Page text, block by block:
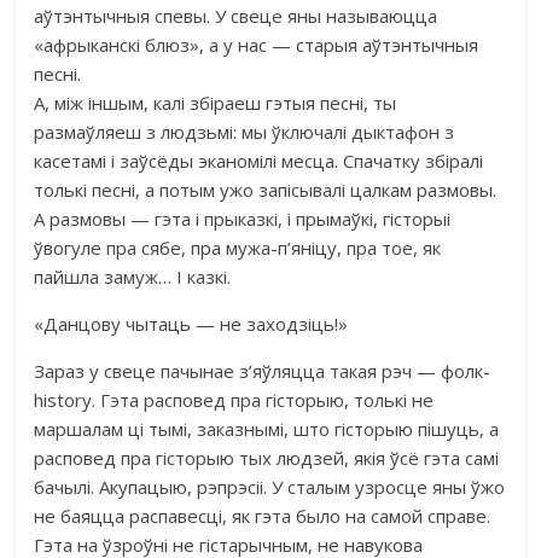
аўтэнтычныя спевы. У свеце яны называюцца
«афрыканскі блюз», а у нас — старыя аўтэнтычныя
песні.
А, між іншым, калі збіраеш гэтыя песні, ты
размаўляеш з людзьмі: мы ўключалі дыктафон з
касетамі і заўсёды эканомілі месца. Спачатку збіралі
толькі песні, а потым ужо запісывалі цалкам размовы.
А размовы — гэта і прыказкі, і прымаўкі, гісторыі
ўвогуле пра сябе, пра мужа-п’яніцу, пра тое, як
пайшла замуж… І казкі.
«Данцову чытаць — не заходзіць!»
Зараз у свеце пачынае з’яўляцца такая рэч — фолк-
history. Гэта расповед пра гісторыю, толькі не
маршалам ці тымі, заказнымі, што гісторыю пішуць, а
расповед пра гісторыю тых людзей, якія ўсё гэта самі
бачылі. Акупацыю, рэпрэсіі. У сталым узросце яны ўжо
не баяцца распавесці, як гэта было на самой справе.
Гэта на ўзроўні не гістарычным, не навукова